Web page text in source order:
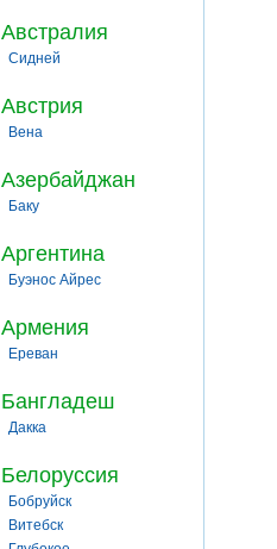
Австралия
Сидней
Австрия
Вена
Азербайджан
Баку
Аргентина
Буэнос Айрес
Армения
Ереван
Бангладеш
Дакка
Белоруссия
Бобруйск
Витебск